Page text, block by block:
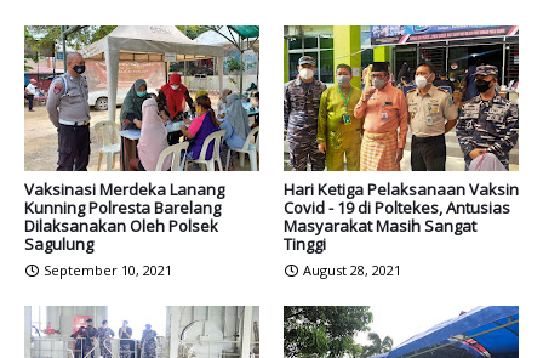
Vaksinasi Merdeka Lanang
Kunning Polresta Barelang
Dilaksanakan Oleh Polsek
Sagulung
September 10, 2021
Hari Ketiga Pelaksanaan Vaksin
Covid - 19 di Poltekes, Antusias
Masyarakat Masih Sangat
Tinggi
August 28, 2021